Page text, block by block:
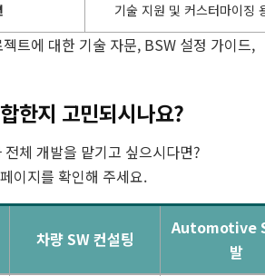
기술 지원 및 커스터마이징
트에 대한 기술 자문, BSW 설정 가이드,
한지 고민되시나요?
체 개발을 맡기고 싶으시다면?
이지를 확인해 주세요.
차량 SW 컨설팅
Automotive
발